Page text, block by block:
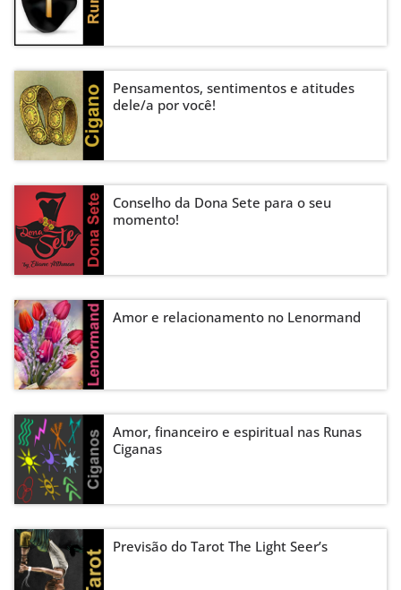
Pensamentos, sentimentos e atitudes
dele/a por você!
Conselho da Dona Sete para o seu
momento!
Amor e relacionamento no Lenormand
Amor, financeiro e espiritual nas Runas
Ciganas
Previsão do Tarot The Light Seer’s